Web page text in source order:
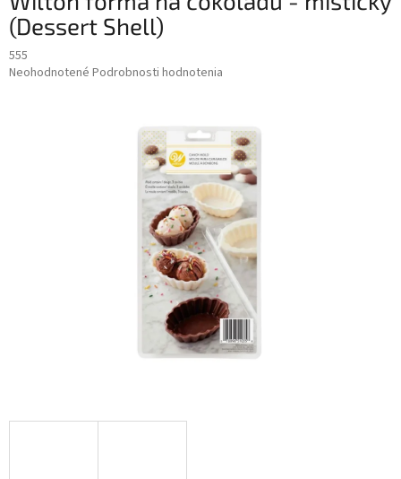
(Dessert Shell)
555
Priemerné
Neohodnotené Podrobnosti hodnotenia